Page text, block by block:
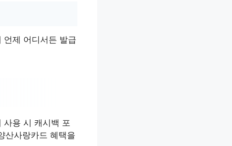
언제 어디서든 발급
사용 시 캐시백 포
산사랑카드 혜택을